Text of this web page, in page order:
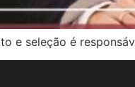
e seleção é